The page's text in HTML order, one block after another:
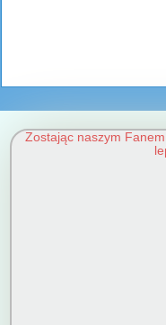
Zostając naszym